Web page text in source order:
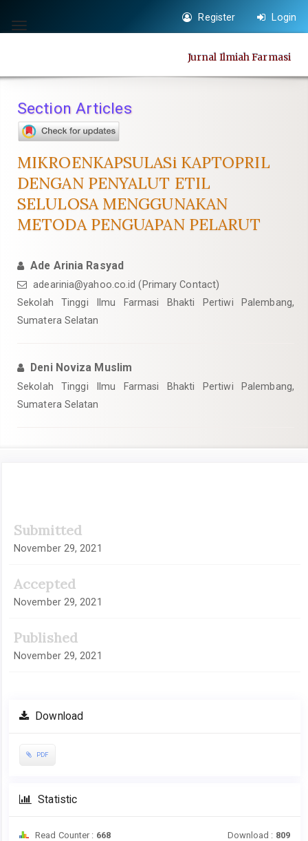
jump
content
Navigation
Main
Sidebar
Toggle
Register Login
Jurnal Ilmiah Farmasi
Section Articles
MIKROENKAPSULASi KAPTOPRIL
DENGAN PENYALUT ETIL
SELULOSA MENGGUNAKAN
METODA PENGUAPAN PELARUT
Ade Arinia Rasyad
adearinia@yahoo.co.id (Primary Contact)
Sekolah Tinggi Ilmu Farmasi Bhakti Pertiwi Palembang,
Sumatera Selatan
Deni Noviza Muslim
Sekolah Tinggi Ilmu Farmasi Bhakti Pertiwi Palembang,
Sumatera Selatan
Sidebar
Submitted
November 29, 2021
Accepted
November 29, 2021
Published
November 29, 2021
Download
PDF
Statistic
Read Counter : 668 Download : 809